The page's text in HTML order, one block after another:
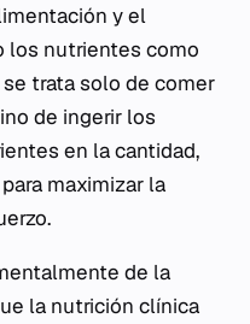
y el
los nutrientes como
trata solo de comer
de ingerir los
en la cantidad,
maximizar la
de la
la nutrición clínica